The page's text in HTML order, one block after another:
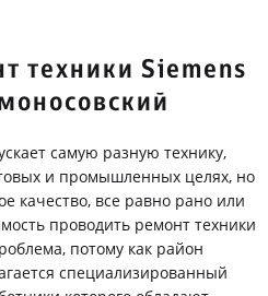
техники Siemens
самую разную технику,
и промышленных целях, но
качество, все равно рано или
проводить ремонт техники
потому как район
специализированный